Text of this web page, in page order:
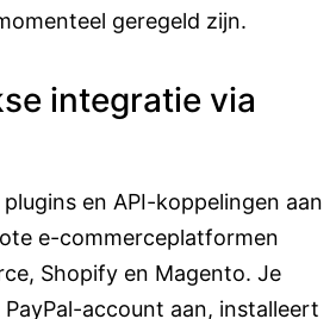
geregeld zijn.
integratie via
en API-koppelingen aan
e-commerceplatformen
Shopify en Magento. Je
account aan, installeert